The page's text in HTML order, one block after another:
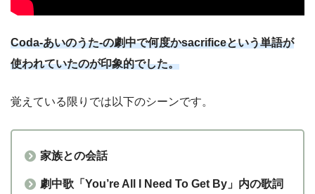
Coda-あいのうた-の劇中で何度かsacrificeという単語が
使われていたのが印象的でした。
覚えている限りでは以下のシーンです。
家族との会話
劇中歌「You’re All I Need To Get By」内の歌詞